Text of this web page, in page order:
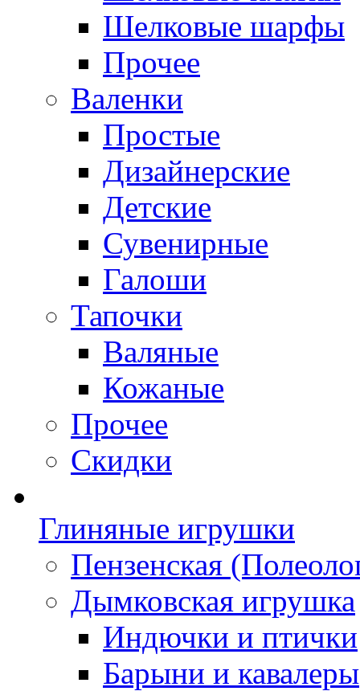
Шелковые шарфы
Прочее
Валенки
Простые
Дизайнерские
Детские
Сувенирные
Галоши
Тапочки
Валяные
Кожаные
Прочее
Скидки
Глиняные игрушки
Пензенская
Дымковская игрушка
Индючки и птички
Барыни и кавалеры